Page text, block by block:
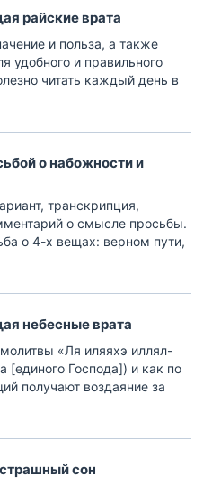
райские врата
и польза, а также
удобного и правильного
читать каждый день в
о набожности и
транскрипция,
о смысле просьбы.
о 4-х вещах: верном пути,
небесные врата
«Ля иляяхэ иллял-
[единого Господа]) и как по
получают воздаяние за
сон